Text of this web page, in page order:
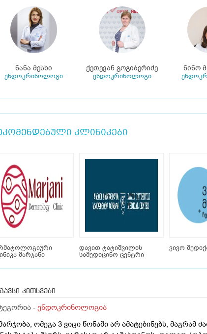
ნანა მესხი
ენდოკრინოლოგი
ქეთევან გოგიბერიძე
ენდოკრინოლოგი
ნინო
კლინიკები
მარჯანი
დავით ტატიშვილის
სამედიცინო ცენტრი
ვივო
კითხვები
- ენდოკრინოლოგია
ომეგა 3 ვიცი წონაში არ ამატებინებს, მაგრამ